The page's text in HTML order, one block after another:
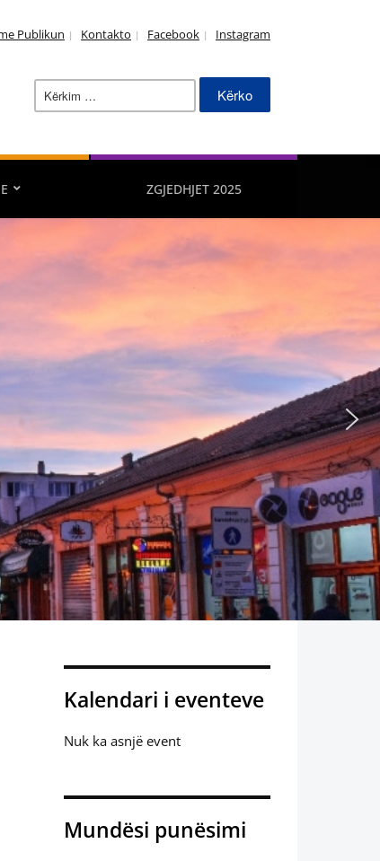
Publikun Kontakto Facebook Instagram
ZGJEDHJET 2025
Kalendari i eventeve
Nuk ka asnjë event
Mundësi punësimi